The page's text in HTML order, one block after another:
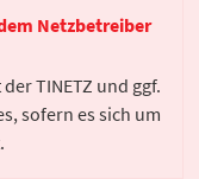
Netzbetreiber
TINETZ und ggf.
sofern es sich um